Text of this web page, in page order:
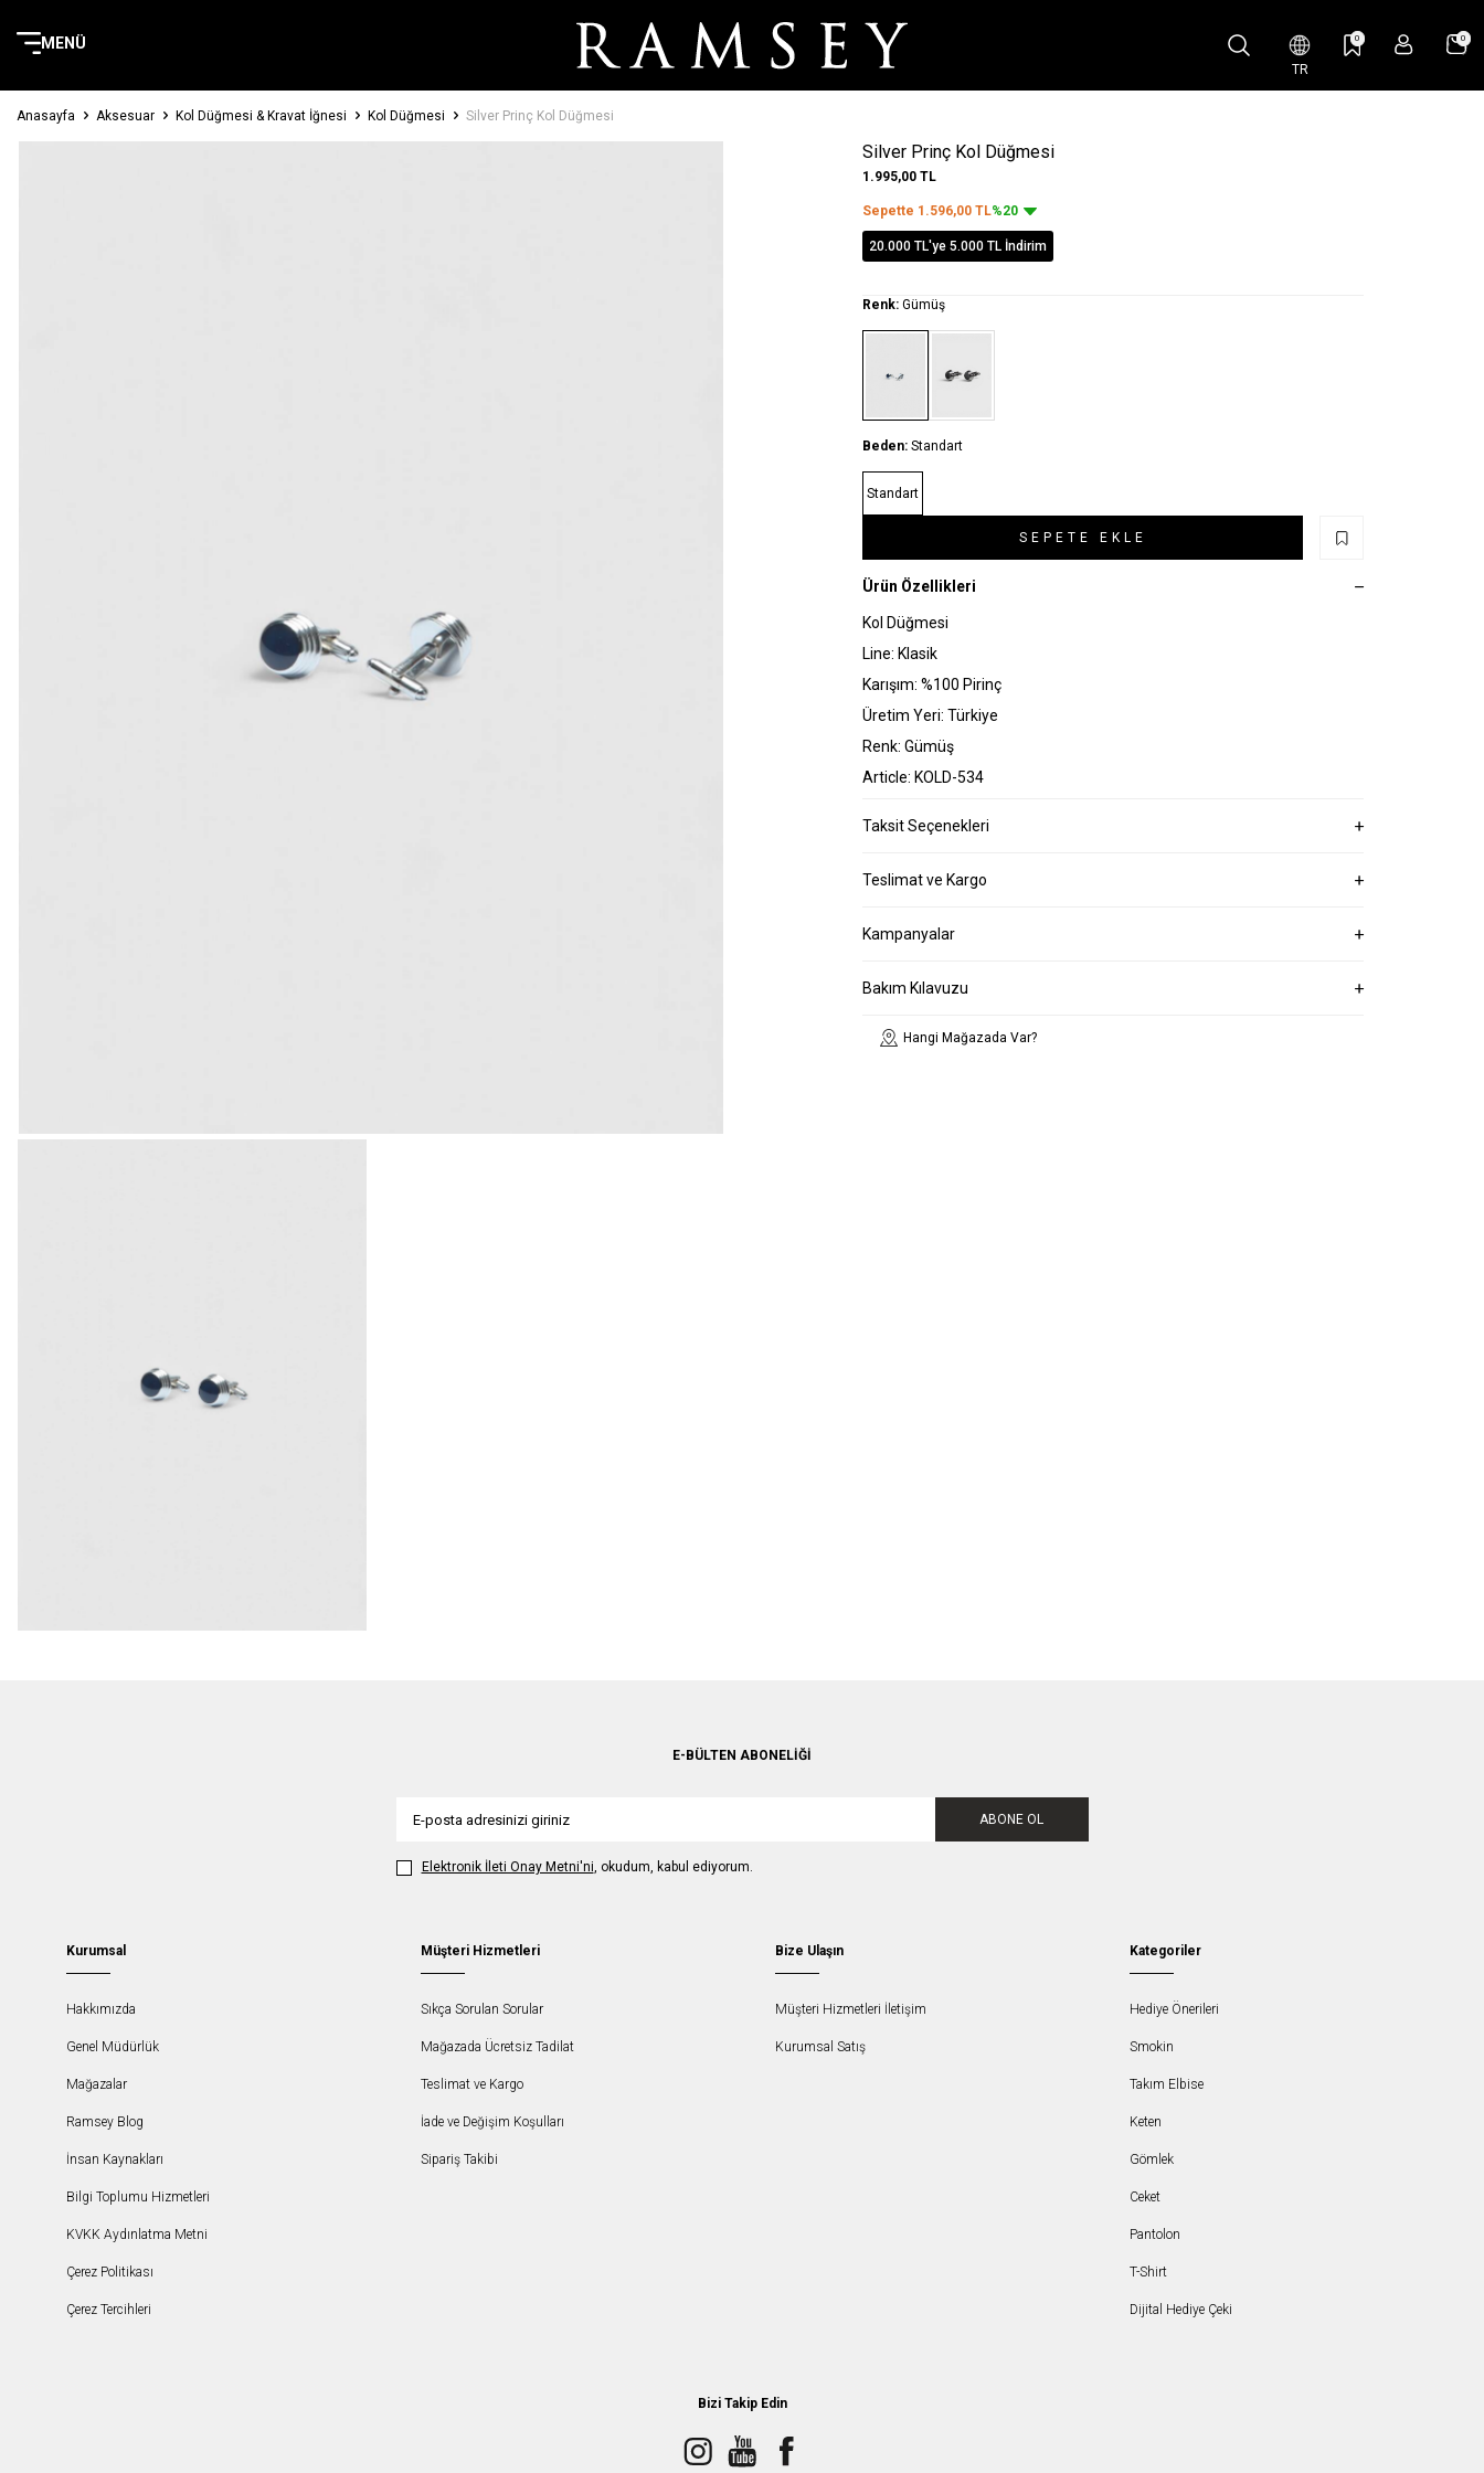
MENÜ
TR
0 0
Anasayfa Aksesuar Kol Düğmesi & Kravat İğnesi Kol Düğmesi Silver Prinç Kol Düğmesi
Silver Prinç Kol Düğmesi
1.995,00 TL
Sepette 1.596,00 TL%20
20.000 TL'ye 5.000 TL İndirim
Renk: Gümüş
Beden: Standart
Standart
SEPETE EKLE
Ürün Özellikleri
Kol Düğmesi
Line: Klasik
Karışım: %100 Pirinç
Üretim Yeri: Türkiye
Renk: Gümüş
Article: KOLD-534
Taksit Seçenekleri
Teslimat ve Kargo
Kampanyalar
Bakım Kılavuzu
Hangi Mağazada Var?
E-BÜLTEN ABONELIĞI
ABONE OL
Elektronik İleti Onay Metni'ni, okudum, kabul ediyorum.
Kurumsal
Hakkımızda
Genel Müdürlük
Mağazalar
Ramsey Blog
İnsan Kaynakları
Bilgi Toplumu Hizmetleri
KVKK Aydınlatma Metni
Çerez Politikası
Çerez Tercihleri
Müşteri Hizmetleri
Sıkça Sorulan Sorular
Mağazada Ücretsiz Tadilat
Teslimat ve Kargo
İade ve Değişim Koşulları
Sipariş Takibi
Bize Ulaşın
Müşteri Hizmetleri İletişim
Kurumsal Satış
Kategoriler
Hediye Önerileri
Smokin
Takım Elbise
Keten
Gömlek
Ceket
Pantolon
T-Shirt
Dijital Hediye Çeki
Bizi Takip Edin